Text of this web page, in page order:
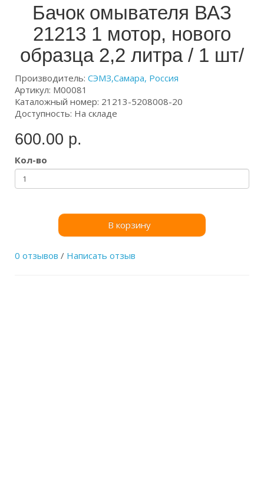
Бачок омывателя ВАЗ
21213 1 мотор, нового
образца 2,2 литра / 1 шт/
Производитель: СЭМЗ,Самара, Россия
Артикул: М00081
Каталожный номер: 21213-5208008-20
Доступность: На складе
600.00 р.
Кол-во
В корзину
0 отзывов / Написать отзыв